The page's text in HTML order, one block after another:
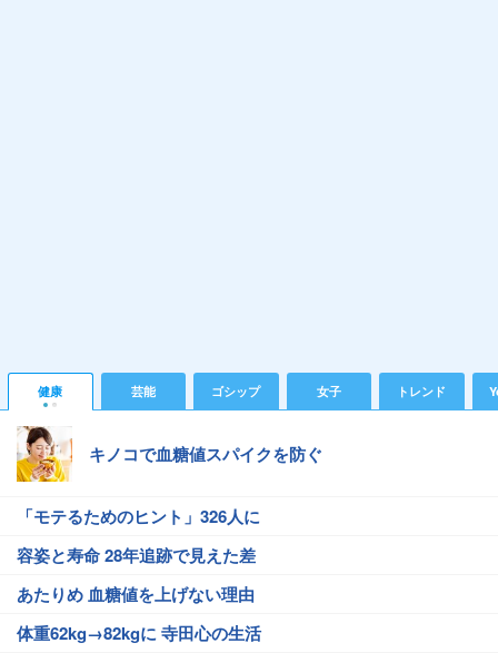
健康 芸能 ゴシップ 女子 トレンド
キノコで血糖値スパイクを防ぐ
「モテるためのヒント」326人に
容姿と寿命 28年追跡で見えた差
あたりめ 血糖値を上げない理由
体重62kg→82kgに 寺田心の生活